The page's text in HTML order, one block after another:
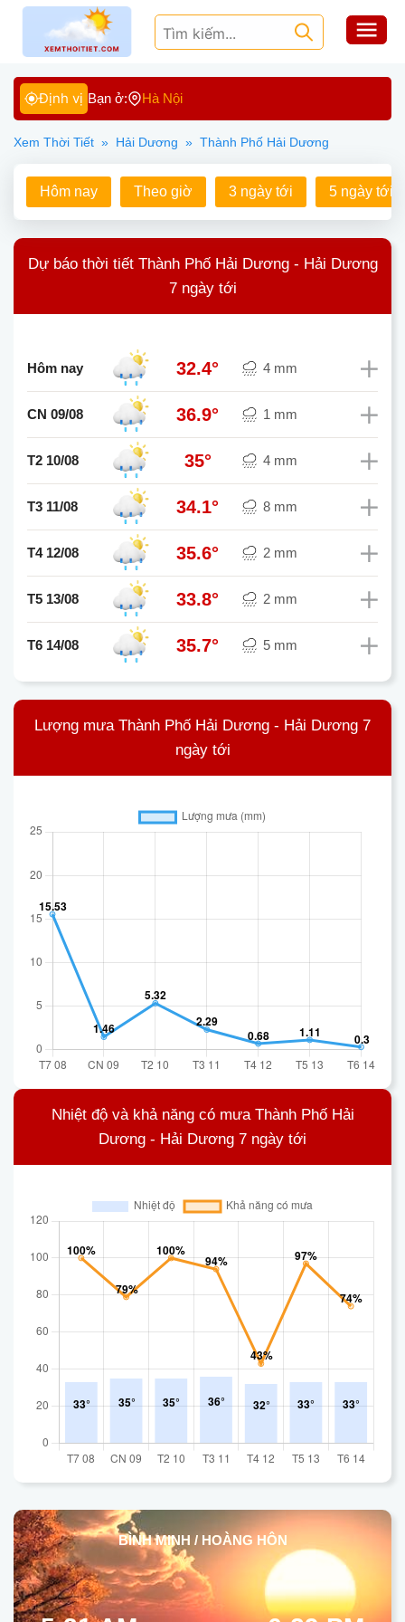
Định vị Bạn ở: Hà Nội
Xem Thời Tiết » Hải Dương » Thành Phố Hải Dương
Hôm nay Theo giờ 3 ngày tới 5 ngày tới
Dự báo thời tiết Thành Phố Hải Dương - Hải Dương
7 ngày tới
Hôm nay 32.4° 4 mm
CN 09/08 36.9° 1 mm
T2 10/08 35° 4 mm
T3 11/08 34.1° 8 mm
T4 12/08 35.6° 2 mm
T5 13/08 33.8° 2 mm
T6 14/08 35.7° 5 mm
Lượng mưa Thành Phố Hải Dương - Hải Dương 7
ngày tới
Nhiệt độ và khả năng có mưa Thành Phố Hải
Dương - Hải Dương 7 ngày tới
BÌNH MINH / HOÀNG HÔN